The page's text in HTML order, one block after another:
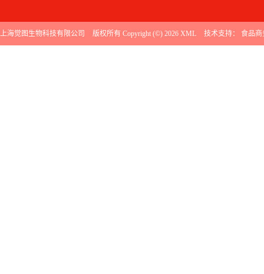
上海觉图生物科技有限公司 版权所有 Copyright (©) 2026 XML 技术支持： 食品商